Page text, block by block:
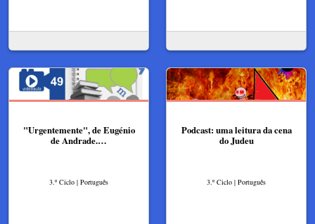
"Urgentemente", de Eugénio
de Andrade.…
3.º Ciclo | Português
Podcast: uma leitura da cena
do Judeu
3.º Ciclo | Português